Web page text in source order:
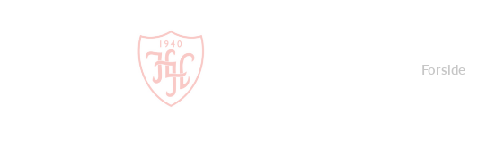
Forside